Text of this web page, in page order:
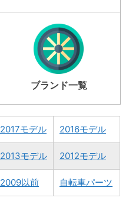
ブランド一覧
2017モデル 2016モデル
2013モデル 2012モデル
2009以前 自転車パーツ